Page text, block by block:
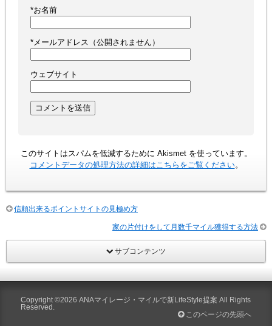
*お名前
*メールアドレス（公開されません）
ウェブサイト
このサイトはスパムを低減するために Akismet を使っています。
コメントデータの処理方法の詳細はこちらをご覧ください。
信頼出来るポイントサイトの見極め方
家の片付けをして月数千マイル獲得する方法
サブコンテンツ
Copyright ©2026ANAマイレージ・マイルで新LifeStyle提案 All Rights
Reserved.
このページの先頭へ